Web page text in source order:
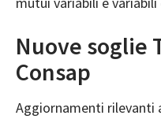
Nuove soglie
Consap
Aggiornamenti rilevanti